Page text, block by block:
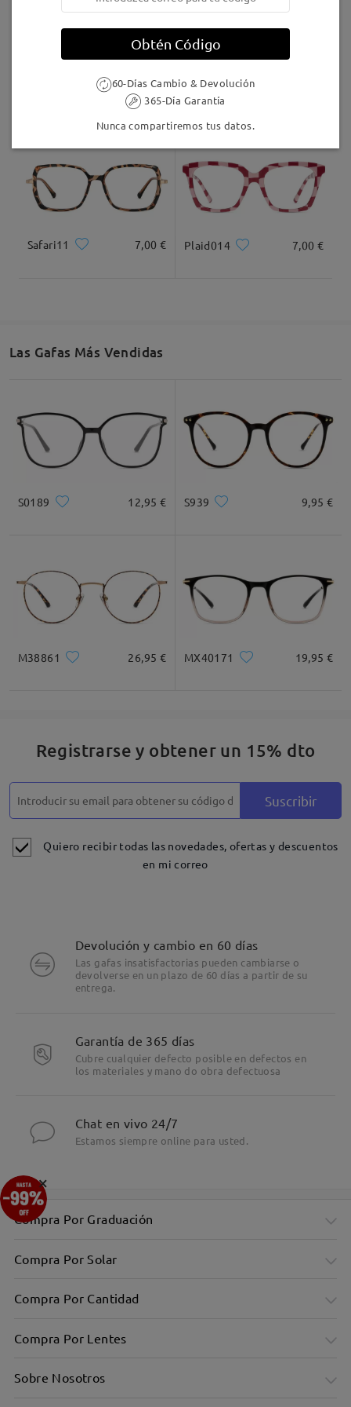
inside, frames are very nice and comfortable
Leer todos los
Deje su comentario
24,95 € F907
Safari11 7,00 € Plaid014 7,00 €
Las Gafas Más Vendidas
S0189 12,95 € S939 9,95 €
M38861 26,95 € MX40171 19,95 €
Registrarse y obtener un 15% dto
Suscribir
Quiero recibir todas las novedades, ofertas y descuentos
en mi correo
Devolución y cambio en 60 días
Las gafas insatisfactorias pueden cambiarse o
devolverse en un plazo de 60 días a partir de su
entrega.
Garantía de 365 días
Cubre cualquier defecto posible en defectos en
los materiales y mano do obra defectuosa
Chat en vivo 24/7
Estamos siempre online para usted.
Compra Por Graduación
Compra Por Solar
Compra Por Cantidad
Compra Por Lentes
Sobre Nosotros
×
Obtén Código
60-Días Cambio & Devolución
365-Día Garantía
Nunca compartiremos tus datos.